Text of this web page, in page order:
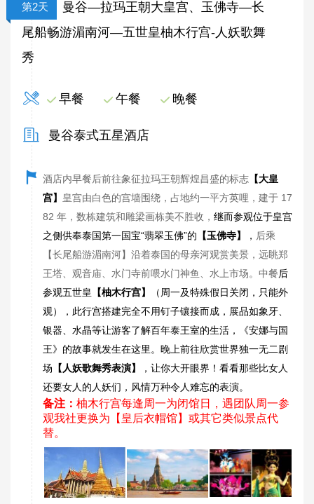
第2天
曼谷—拉玛王朝大皇宫、玉佛寺—长
尾船畅游湄南河—五世皇柚木行宫-人妖歌舞
秀
早餐 午餐 晚餐
曼谷泰式五星酒店
酒店内早餐后前往象征拉玛王朝辉煌昌盛的标志 【大皇
宫】 皇宫由白色的宫墙围绕，占地约一平方英哩，建于 17
82 年，数栋建筑和雕梁画栋美不胜收， 继而参观位于皇宫
之侧供奉泰国第一国宝“翡翠玉佛”的 【玉佛寺】 ， 后乘
【长尾船游湄南河】沿着泰国的母亲河观赏美景，远眺郑
王塔、观音庙、水门寺前喂水门神鱼、水上市场。中餐后
参观五世皇 【柚木行宫】
（周一及特殊假日关闭，只能外
观），此行宫搭建完全不用钉子镶接而成，展品如象牙、
银器、水晶等让游客了解百年泰王室的生活，《安娜与国
王》的故事就发生在这里。晚上前往欣赏世界独一无二剧
场 【人妖歌舞秀表演】
，让你大开眼界！看看那些比女人
还要女人的人妖们，风情万种令人难忘的表演。
备注： 柚木行宫每逢周一为闭馆日，遇团队周一参
观我社更换为【皇后衣帽馆】或其它类似景点代
替。